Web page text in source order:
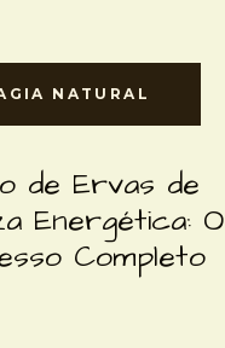
NATURAL
de Ervas de
Energética: O
Completo
NATURAL